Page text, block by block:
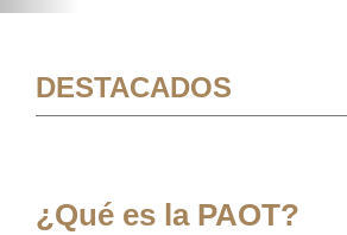
DESTACADOS
¿Qué es la PAOT?